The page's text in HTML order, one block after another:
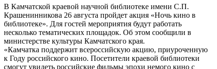
В Камчатской краевой научной библиотеке имени С.П.
Крашенинникова 26 августа пройдет акция «Ночь кино в
библиотеке». Для гостей мероприятия будут работать
несколько тематических площадок. Об этом сообщили в
министерстве культуры Камчатского края.
«Камчатка поддержит всероссийскую акцию, приуроченную
к Году российского кино. Посетители краевой библиотеки
смогут увидеть российские фильмы эпохи немого кино с